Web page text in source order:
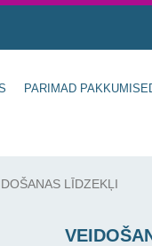
PARIMAD
LĪDZEKĻI